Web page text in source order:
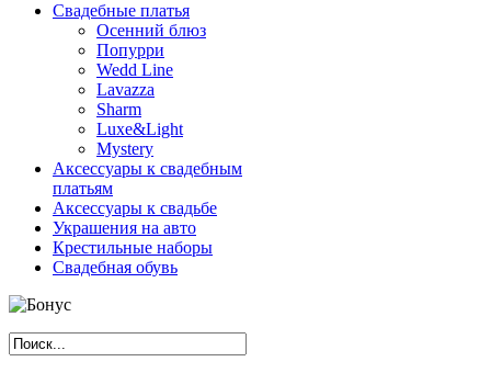
Свадебные платья
Осенний блюз
Попурри
Wedd Line
Lavazza
Sharm
Luxe&Light
Mystery
Аксессуары к свадебным
платьям
Аксессуары к свадьбе
Украшения на авто
Крестильные наборы
Свадебная обувь